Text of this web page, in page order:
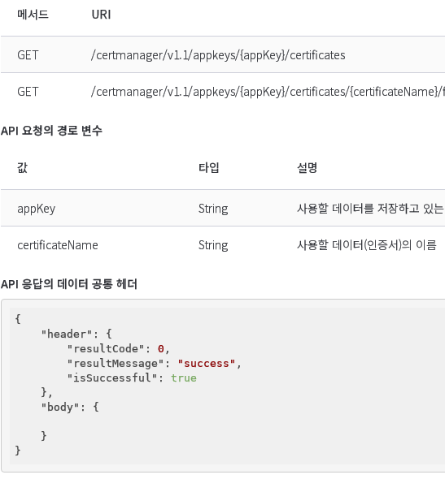
메서드 URI
GET /certmanager/v1.1/appkeys/{appKey}/certificates
GET /certmanager/v1.1/appkeys/{appKey}/certificates/{certificateName}/
API 요청의 경로 변수
값 타입 설명
appKey String 사용할 데이터를 저장하고 있
certificateName String 사용할 데이터(인증서)의 이름
API 응답의 데이터 공통 헤더
{
"header" : {
"resultCode" : 0 ,
"resultMessage" : "success" ,
"isSuccessful" : true
    },
"body" : {
    }